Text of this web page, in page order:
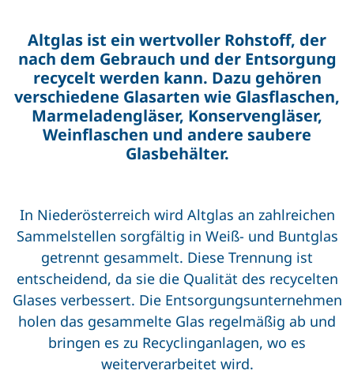
Altglas ist ein wertvoller Rohstoff, der
nach dem Gebrauch und der Entsorgung
recycelt werden kann. Dazu gehören
verschiedene Glasarten wie Glasflaschen,
Marmeladengläser, Konservengläser,
Weinflaschen und andere saubere
Glasbehälter.
In Niederösterreich wird Altglas an zahlreichen
Sammelstellen sorgfältig in Weiß- und Buntglas
getrennt gesammelt. Diese Trennung ist
entscheidend, da sie die Qualität des recycelten
Glases verbessert. Die Entsorgungsunternehmen
holen das gesammelte Glas regelmäßig ab und
bringen es zu Recyclinganlagen, wo es
weiterverarbeitet wird.